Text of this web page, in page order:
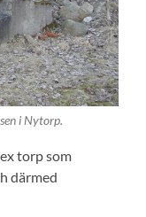
i Nytorp.
torp som
därmed